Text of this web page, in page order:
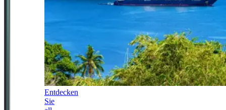
Entdecken
Sie